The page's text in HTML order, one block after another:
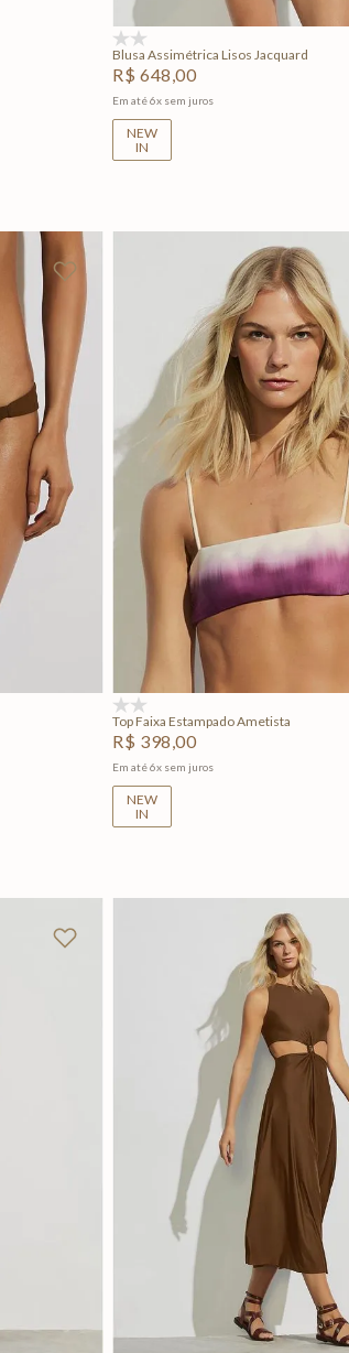
Blusa Assimétrica Lisos Jacquard
R$ 648,00
Em até6x sem juros
NEW
IN
GG M G
Top Faixa Estampado Ametista
R$ 398,00
Em até6x sem juros
NEW
IN
M G
Adicionar na sacola